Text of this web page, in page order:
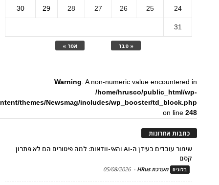
« פבר אפר »
24
25
26
27
28
29
30
31
Warning: A non-numeric value encountered in
/home/hrusco/public_html/wp-
themes/Newsmag/includes/wp_booster/td_block.php
on line248
כתבות אחרונות
שימור עובדים בעידן ה-AI והאי-וודאות: למה פיטורים הם לא פתרון
קסם
בלוגים מערכת HRus -
05/08/2026